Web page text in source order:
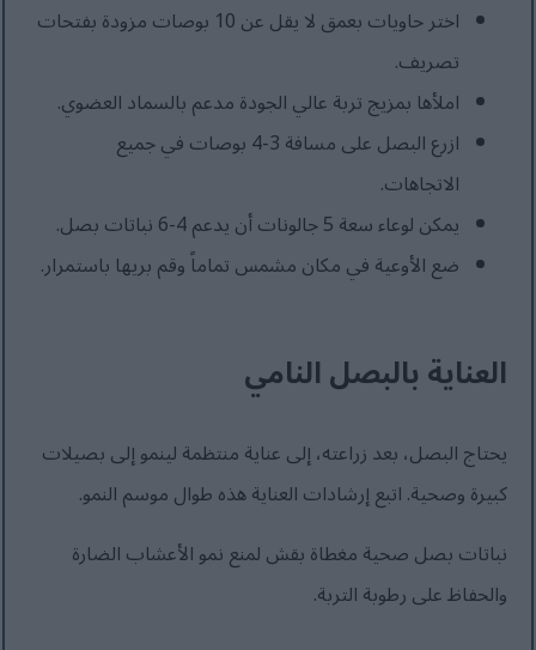
اختر حاويات بعمق لا يقل عن 10 بوصات مزودة بفتحات
تصريف.
املأها بمزيج تربة عالي الجودة مدعم بالسماد العضوي.
ازرع البصل على مسافة 3-4 بوصات في جميع
الاتجاهات.
يمكن لوعاء سعة 5 جالونات أن يدعم 4-6 نباتات بصل.
ضع الأوعية في مكان مشمس تماماً وقم بريها باستمرار.
العناية بالبصل النامي
يحتاج البصل، بعد زراعته، إلى عناية منتظمة لينمو إلى بصيلات
كبيرة وصحية. اتبع إرشادات العناية هذه طوال موسم النمو.
نباتات بصل صحية مغطاة بقش لمنع نمو الأعشاب الضارة
والحفاظ على رطوبة التربة.